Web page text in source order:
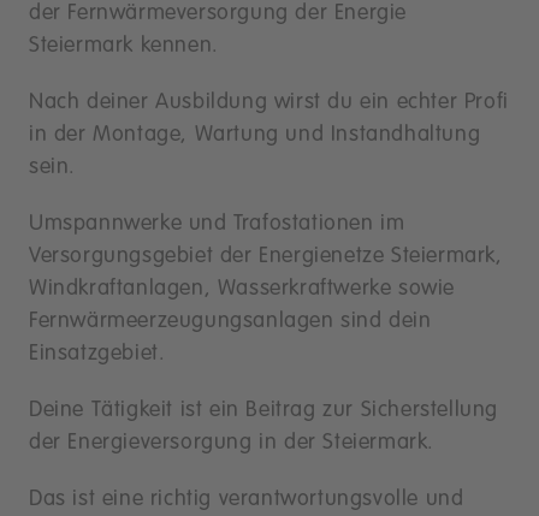
der Fernwärmeversorgung der Energie
Steiermark kennen.
Nach deiner Ausbildung wirst du ein echter Profi
in der Montage, Wartung und Instandhaltung
sein.
Umspannwerke und Trafostationen im
Versorgungsgebiet der Energienetze Steiermark,
Windkraftanlagen, Wasserkraftwerke sowie
Fernwärmeerzeugungsanlagen sind dein
Einsatzgebiet.
Deine Tätigkeit ist ein Beitrag zur Sicherstellung
der Energieversorgung in der Steiermark.
Das ist eine richtig verantwortungsvolle und